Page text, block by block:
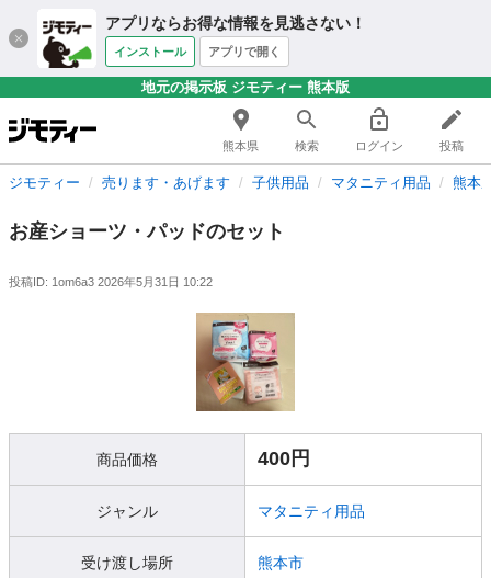
アプリならお得な情報を見逃さない！
インストール アプリで開く
地元の掲示板 ジモティー 熊本版
熊本県 検索 ログイン 投稿
ジモティー 売ります・あげます 子供用品 マタニティ用品 熊本
お産ショーツ・パッドのセット
投稿ID: 1om6a3 2026年5月31日 10:22
商品価格 400円
ジャンル マタニティ用品
受け渡し場所 熊本市